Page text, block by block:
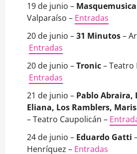
19 de junio – Masquemusica
Valparaíso – Entradas
20 de junio –31 Minutos–
Entradas
20 de junio –Tronic– Teatro
Entradas
21 de junio – Pablo Abraira,
Eliana, Los Ramblers,
– Teatro Caupolicán –
24 de junio – Eduardo Gatti
Henríquez – Entradas